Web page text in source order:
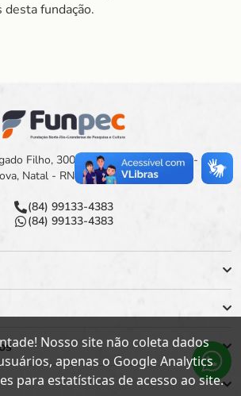
desta fundação.
Filho, 3000 Campus Universitário - Lagoa
Natal - RN, 59078-900
(84) 99133-4383
(84) 99133-4383
Nosso site não coleta dados
apenas o Google Analytics
para estatísticas de acesso ao site.